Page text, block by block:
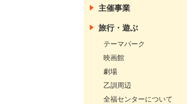
主催事業
旅行・遊ぶ
テーマパーク
映画館
劇場
乙訓周辺
全福センターについて